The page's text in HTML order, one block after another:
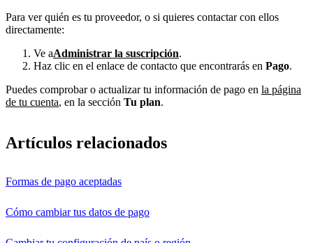
Para ver quién es tu proveedor, o si quieres contactar con ellos
directamente:
Ve aAdministrar la suscripción.
Haz clic en el enlace de contacto que encontrarás en Pago.
Puedes comprobar o actualizar tu información de pago en la página
de tu cuenta, en la sección Tu plan.
Artículos relacionados
Formas de pago aceptadas
Cómo cambiar tus datos de pago